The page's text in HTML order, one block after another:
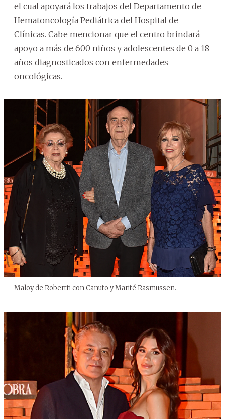
el cual apoyará los trabajos del Departamento de
Hematoncología Pediátrica del Hospital de
Clínicas. Cabe mencionar que el centro brindará
apoyo a más de 600 niños y adolescentes de 0 a 18
años diagnosticados con enfermedades
oncológicas.
Maloy de Robertti con Canuto y Marité Rasmussen.